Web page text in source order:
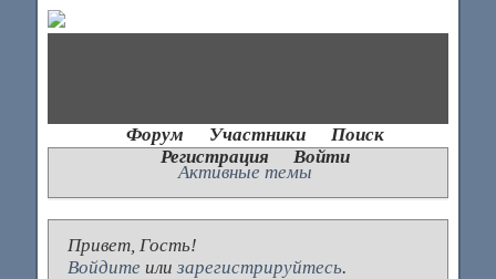
Форум Участники
Поиск
Регистрация
Войти
Активные темы
Привет, Гость!
Войдите или зарегистрируйтесь.